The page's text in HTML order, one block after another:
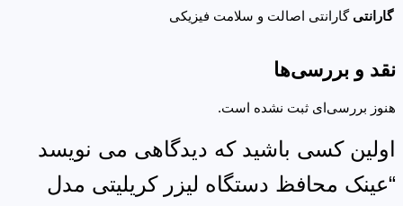
گارانتی گارانتی اصالت و سلامت فیزیکی
نقد و بررسی‌ها
هنوز بررسی‌ای ثبت نشده است.
اولین کسی باشید که دیدگاهی می نویسد
“عینک محافظ دستگاه لیزر کریلیتی مدل